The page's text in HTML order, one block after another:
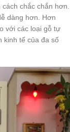
chắc chắn hơn.
dàng hơn. Hơn
với các loại gỗ tự
kinh tế của đa số